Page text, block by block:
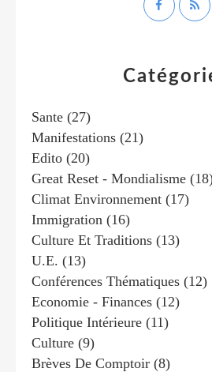
Sante (27)
Manifestations (21)
Edito (20)
Great Reset - Mondialisme
Climat Environnement (17)
Immigration (16)
Culture Et Traditions (13)
U.e. (13)
Conférences Thématiques (12)
Economie - Finances (12)
Politique Intérieure (11)
Culture (9)
Brèves De Comptoir (8)